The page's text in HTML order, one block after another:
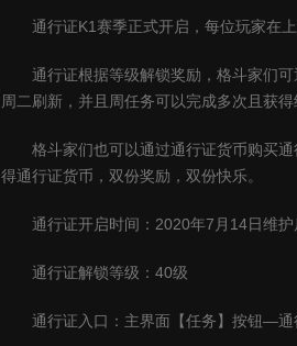
通行证K1赛季正式开启，每位玩家在
通行证根据等级解锁奖励，格斗家们
周二刷新，并且周任务可以完成多次且获
格斗家们也可以通过通行证货币购买
得通行证货币，双份奖励，双份快乐。
通行证开启时间： 2020年7 月 14日维
通行证解锁等级： 40级
通行证入口：主界面【任务】按钮—通